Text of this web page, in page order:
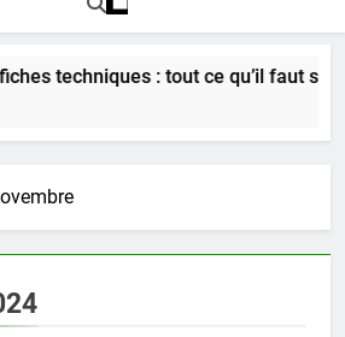
techniques : tout ce qu’il faut